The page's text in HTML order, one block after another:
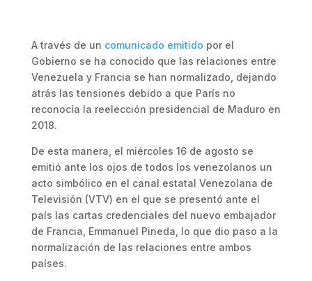
A través de un comunicado emitido por el
Gobierno se ha conocido que las relaciones entre
Venezuela y Francia se han normalizado, dejando
atrás las tensiones debido a que París no
reconocía la reelección presidencial de Maduro en
2018.
De esta manera, el miércoles 16 de agosto se
emitió ante los ojos de todos los venezolanos un
acto simbólico en el canal estatal Venezolana de
Televisión (VTV) en el que se presentó ante el
país las cartas credenciales del nuevo embajador
de Francia, Emmanuel Pineda, lo que dio paso a la
normalización de las relaciones entre ambos
países.